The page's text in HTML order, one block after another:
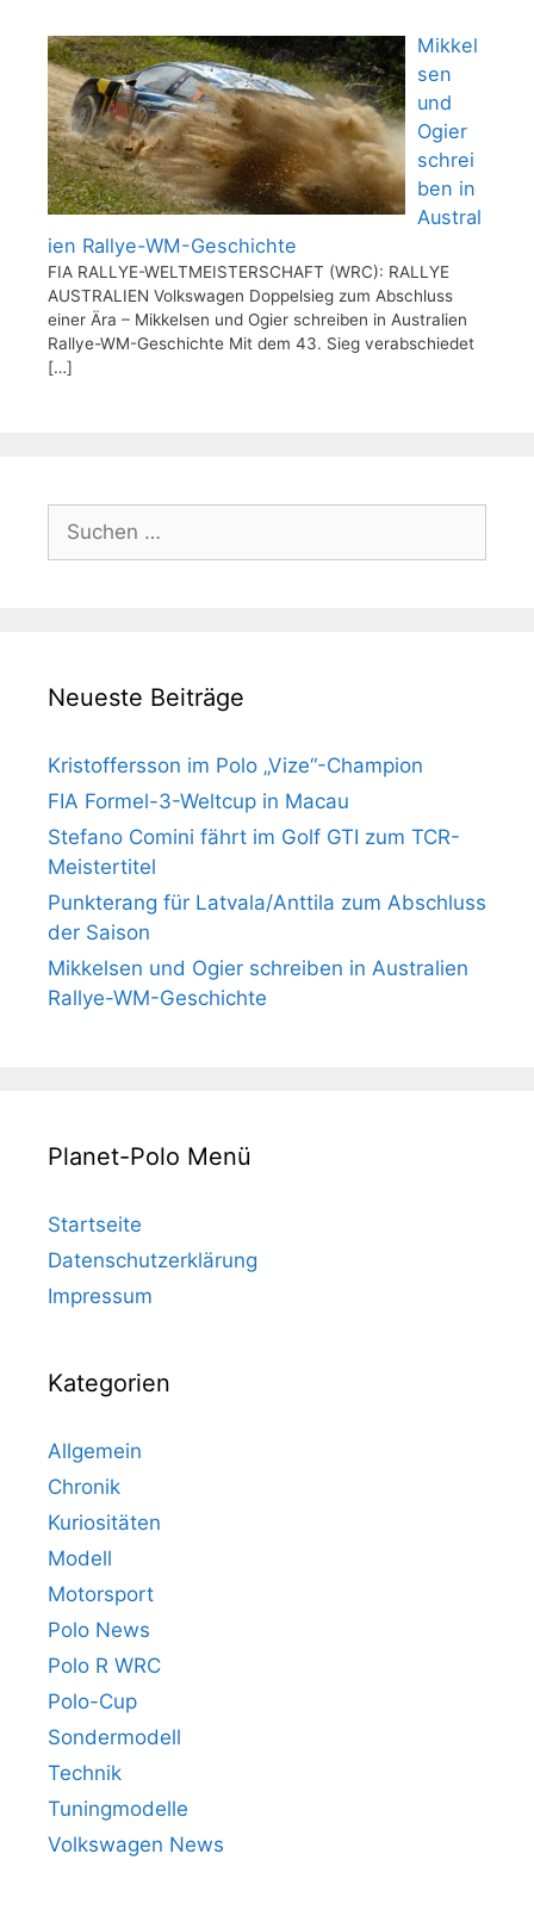
Mikkel
sen
und
Ogier
schrei
ben in
Austral
ien Rallye-WM-Geschichte
FIA RALLYE-WELTMEISTERSCHAFT (WRC): RALLYE
AUSTRALIEN Volkswagen Doppelsieg zum Abschluss
einer Ära – Mikkelsen und Ogier schreiben in Australien
Rallye-WM-Geschichte Mit dem 43. Sieg verabschiedet
[…]
Suchen
nach:
Neueste Beiträge
Kristoffersson im Polo „Vize“-Champion
FIA Formel-3-Weltcup in Macau
Stefano Comini fährt im Golf GTI zum TCR-
Meistertitel
Punkterang für Latvala/Anttila zum Abschluss
der Saison
Mikkelsen und Ogier schreiben in Australien
Rallye-WM-Geschichte
Planet-Polo Menü
Startseite
Datenschutzerklärung
Impressum
Kategorien
Allgemein
Chronik
Kuriositäten
Modell
Motorsport
Polo News
Polo R WRC
Polo-Cup
Sondermodell
Technik
Tuningmodelle
Volkswagen News